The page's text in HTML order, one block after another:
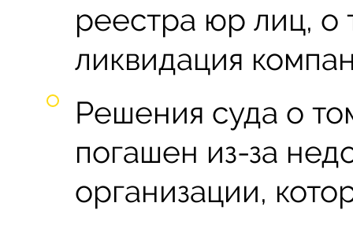
реестра юр лиц, о
ликвидация
Решения суда о
погашен из-за
организации,